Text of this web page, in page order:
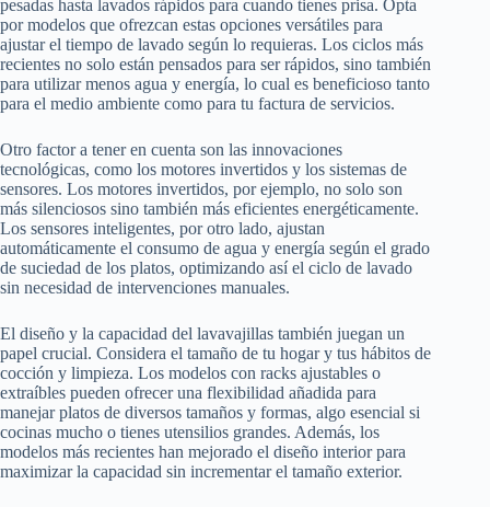
pesadas hasta lavados rápidos para cuando tienes prisa. Opta
por modelos que ofrezcan estas opciones versátiles para
ajustar el tiempo de lavado según lo requieras. Los ciclos más
recientes no solo están pensados para ser rápidos, sino también
para utilizar menos agua y energía, lo cual es beneficioso tanto
para el medio ambiente como para tu factura de servicios.
Otro factor a tener en cuenta son las innovaciones
tecnológicas, como los motores invertidos y los sistemas de
sensores. Los motores invertidos, por ejemplo, no solo son
más silenciosos sino también más eficientes energéticamente.
Los sensores inteligentes, por otro lado, ajustan
automáticamente el consumo de agua y energía según el grado
de suciedad de los platos, optimizando así el ciclo de lavado
sin necesidad de intervenciones manuales.
El diseño y la capacidad del lavavajillas también juegan un
papel crucial. Considera el tamaño de tu hogar y tus hábitos de
cocción y limpieza. Los modelos con racks ajustables o
extraíbles pueden ofrecer una flexibilidad añadida para
manejar platos de diversos tamaños y formas, algo esencial si
cocinas mucho o tienes utensilios grandes. Además, los
modelos más recientes han mejorado el diseño interior para
maximizar la capacidad sin incrementar el tamaño exterior.